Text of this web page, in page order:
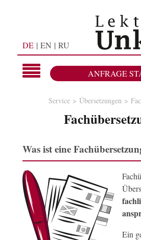
DE EN RU
ANFRAGE
Service Übersetzungen
Was ist eine
Ein